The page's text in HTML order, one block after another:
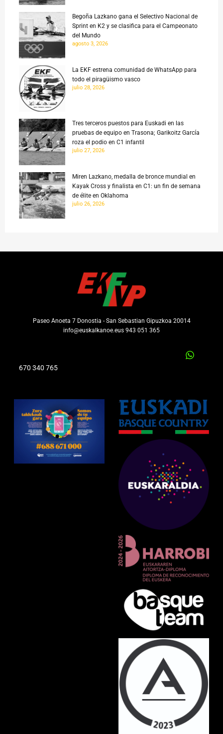
Begoña Lazkano gana el Selectivo Nacional de
Sprint en K2 y se clasifica para el Campeonato
del Mundo
agosto 3, 2026
La EKF estrena comunidad de WhatsApp para
todo el piragüismo vasco
julio 28, 2026
Tres terceros puestos para Euskadi en las
pruebas de equipo en Trasona; Garikoitz García
roza el podio en C1 infantil
julio 27, 2026
Miren Lazkano, medalla de bronce mundial en
Kayak Cross y finalista en C1: un fin de semana
de élite en Oklahoma
julio 26, 2026
Paseo Anoeta 7 Donostia - San Sebastian Gipuzkoa 20014
info@euskalkanoe.eus 943 051 365
670 340 765